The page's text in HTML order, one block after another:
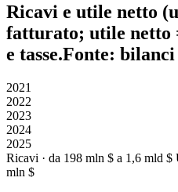
Ricavi e utile netto
fatturato; utile netto
e tasse.Fonte: bilanci
2021
2022
2023
2024
2025
Ricavi · da 198 mln $ a 1,6 mld $
mln $